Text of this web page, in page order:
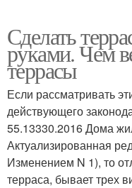
Сделать
руками. Чем
террасы
Если рассматривать
действующего
55.13330.2016 Дома
Актуализированная
Изменением N 1), то
терраса, бывает трех